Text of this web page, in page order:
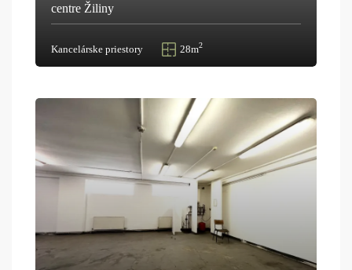
centre Žiliny
Kancelárske priestory 28m2